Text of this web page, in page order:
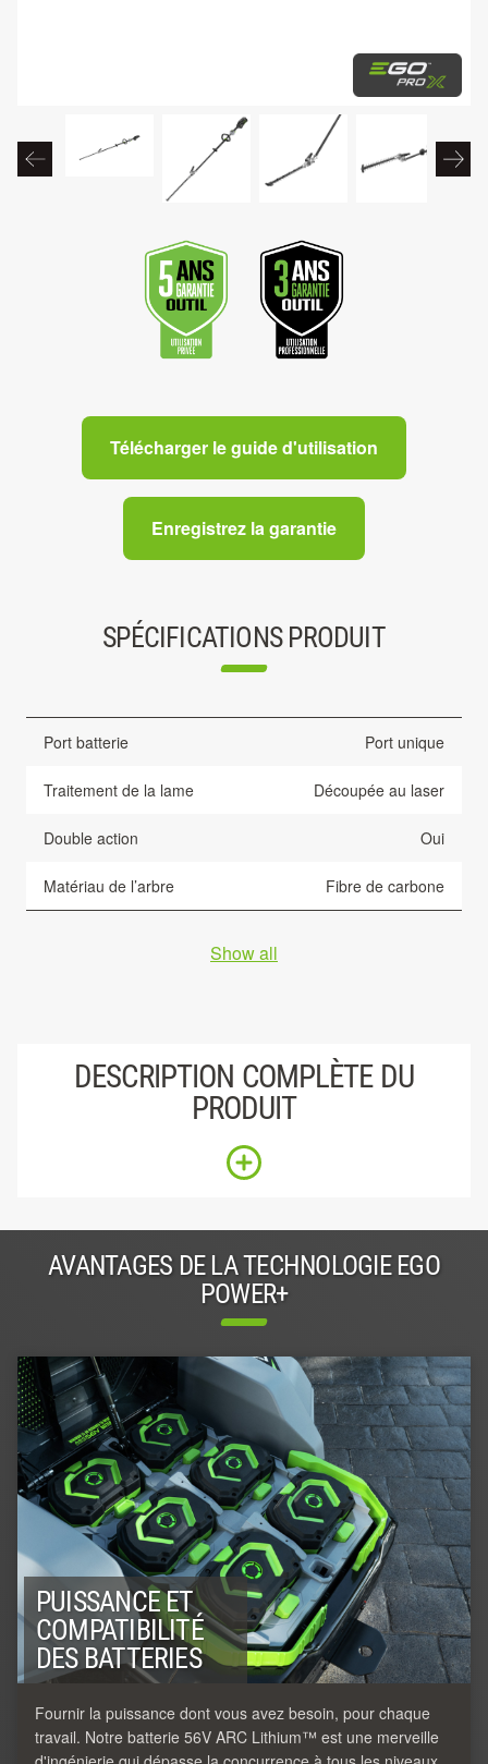
Télécharger le guide d'utilisation
Enregistrez la garantie
SPÉCIFICATIONS PRODUIT
Port batterie Port unique
Traitement de la lame Découpée au laser
Double action Oui
Matériau de l’arbre Fibre de carbone
Show all
DESCRIPTION COMPLÈTE DU
PRODUIT
AVANTAGES DE LA TECHNOLOGIE EGO
POWER+
PUISSANCE ET
COMPATIBILITÉ
DES BATTERIES
Fournir la puissance dont vous avez besoin, pour chaque
travail. Notre batterie 56V ARC Lithium™ est une merveille